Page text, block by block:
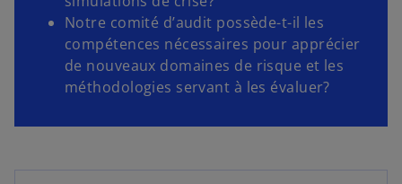
Notre comité d’audit possède-t-il les
compétences nécessaires pour apprécier
de nouveaux domaines de risque et les
méthodologies servant à les évaluer?
s
’